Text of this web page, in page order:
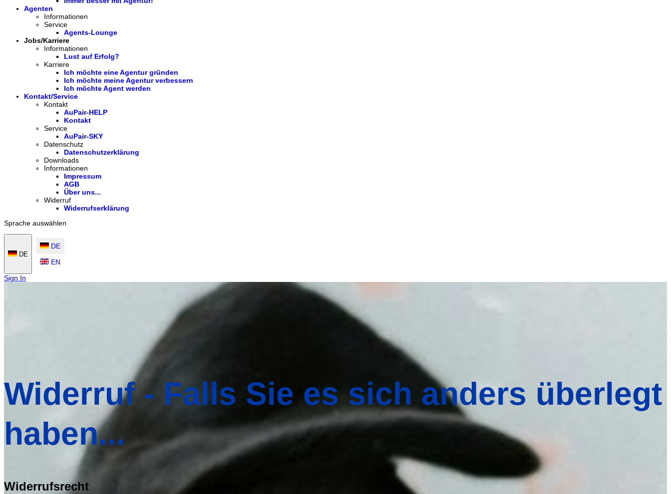
Agenten
Informationen
Service
Agents-Lounge
Jobs/Karriere
Informationen
Lust auf Erfolg?
Karriere
Ich möchte eine Agentur gründen
Ich möchte meine Agentur verbessern
Ich möchte Agent werden
Kontakt/Service
Kontakt
AuPair-HELP
Kontakt
Service
AuPair-SKY
Datenschutz
Datenschutzerklärung
Downloads
Informationen
Impressum
AGB
Über uns...
Widerruf
Widerrufserklärung
Sprache auswählen
DE
DE
EN
Sign In
Widerruf - Falls Sie es sich anders überlegt
haben...
Widerrufsrecht